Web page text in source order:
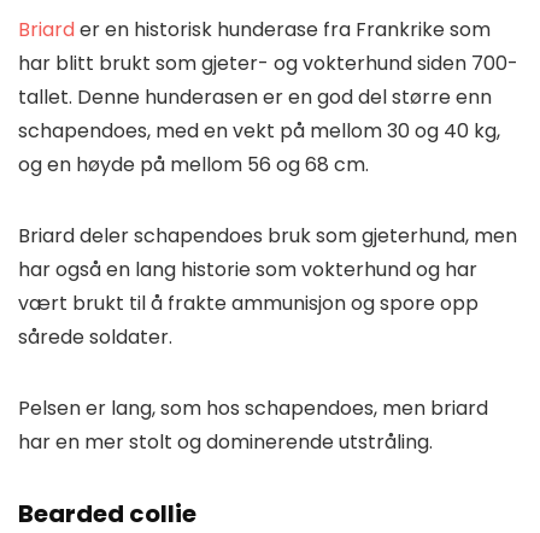
Briarder en historisk hunderase fra Frankrike som
har blitt brukt som gjeter- og vokterhund siden 700-
tallet. Denne hunderasen er en god del større enn
schapendoes, med en vekt på mellom 30 og 40 kg,
og en høyde på mellom 56 og 68 cm.
Briard deler schapendoes bruk som gjeterhund, men
har også en lang historie som vokterhund og har
vært brukt til å frakte ammunisjon og spore opp
sårede soldater.
Pelsen er lang, som hos schapendoes, men briard
har en mer stolt og dominerende utstråling.
Bearded collie